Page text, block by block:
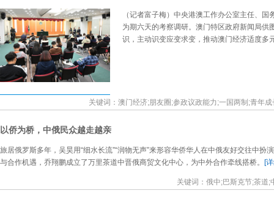
（记者富子梅）中央港澳工作办公室主任、
为期六天的考察调研。澳门特区政府新闻局
识，主动识变应变求变，推动澳门经济适度多
关键词：澳门经济;朋友圈;参政议政能力;一国两制;青年
以侨为桥，中俄民众越走越亲
旅居俄罗斯多年，吴昊用“细水长流”“润物无声”来形容华侨华人在中俄友好交往中
与合作机遇，乔翔鹏成立了万里茶道中晋俄商贸文化中心，为中外合作牵线搭桥。
[
关键词：俄中;巴斯克节;茶道